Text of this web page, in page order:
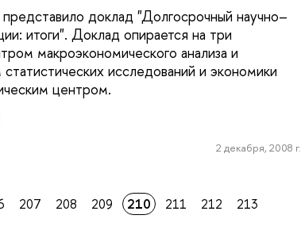
доклад "Долгосрочный научно–
итоги". Доклад опирается на три
макроэкономического анализа и
исследований и экономики
центром.
2 декабря, 2008 г.
207 208 209 210 211 212
213